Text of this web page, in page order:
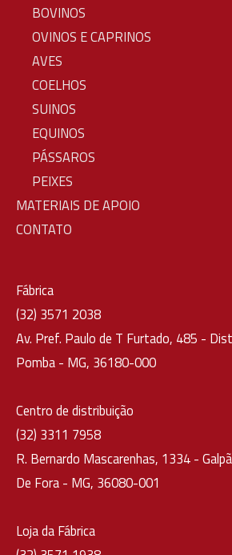
BOVINOS
OVINOS E CAPRINOS
AVES
COELHOS
SUINOS
EQUINOS
PÁSSAROS
PEIXES
MATERIAIS DE APOIO
CONTATO
Fábrica
(32) 3571 2038
Av. Pref. Paulo de T Furtado, 485 -
Pomba - MG, 36180-000
Centro de distribuição
(32) 3311 7958
R. Bernardo Mascarenhas, 1334 -
De Fora - MG, 36080-001
Loja da Fábrica